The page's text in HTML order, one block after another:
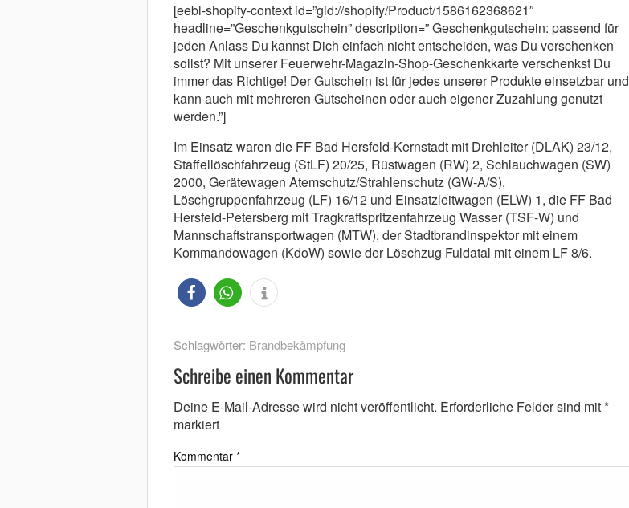
[eebl-shopify-context id=”gid://shopify/Product/1586162368621″
headline=”Geschenkgutschein” description=” Geschenkgutschein: passend für
jeden Anlass Du kannst Dich einfach nicht entscheiden, was Du verschenken
sollst? Mit unserer Feuerwehr-Magazin-Shop-Geschenkkarte verschenkst Du
immer das Richtige! Der Gutschein ist für jedes unserer Produkte einsetzbar und
kann auch mit mehreren Gutscheinen oder auch eigener Zuzahlung genutzt
werden.”]
Im Einsatz waren die FF Bad Hersfeld-Kernstadt mit Drehleiter (DLAK) 23/12,
Staffellöschfahrzeug (StLF) 20/25, Rüstwagen (RW) 2, Schlauchwagen (SW)
2000, Gerätewagen Atemschutz/Strahlenschutz (GW-A/S),
Löschgruppenfahrzeug (LF) 16/12 und Einsatzleitwagen (ELW) 1, die FF Bad
Hersfeld-Petersberg mit Tragkraftspritzenfahrzeug Wasser (TSF-W) und
Mannschaftstransportwagen (MTW), der Stadtbrandinspektor mit einem
Kommandowagen (KdoW) sowie der Löschzug Fuldatal mit einem LF 8/6.
Schlagwörter: Brandbekämpfung
Schreibe einen Kommentar
Deine E-Mail-Adresse wird nicht veröffentlicht. Erforderliche Felder sind mit*
markiert
Kommentar *